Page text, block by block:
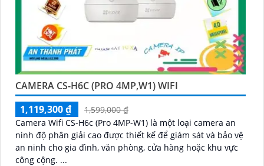
CAMERA CS-H6C (PRO 4MP,W1) WIFI
1,119,300 ₫
1,599,000 ₫
Camera Wifi CS-H6c (Pro 4MP-W1) là một loại camera an
ninh độ phân giải cao được thiết kế để giám sát và bảo vệ
an ninh cho gia đình, văn phòng, cửa hàng hoặc khu vực
công cộng. ...